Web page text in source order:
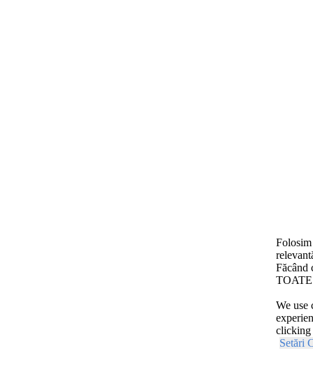
Făcând
We use
clicking
Setări